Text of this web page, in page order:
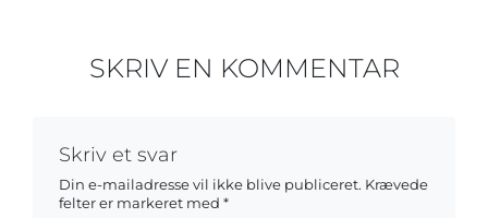
SKRIV EN KOMMENTAR
Skriv et svar
Din e-mailadresse vil ikke blive publiceret. Krævede
felter er markeret med *